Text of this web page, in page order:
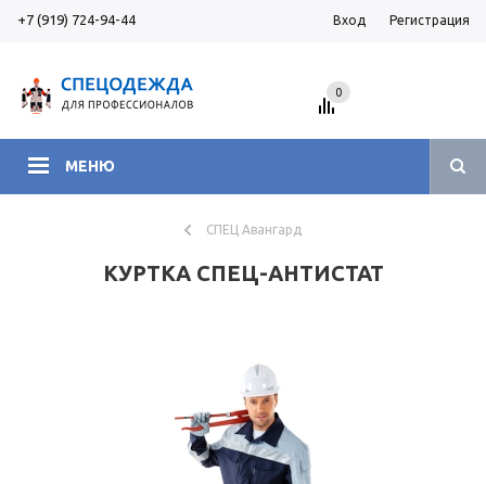
+7 (919) 724-94-44 Вход Регистрация
МЕНЮ
0
СПЕЦ Авангард
КУРТКА СПЕЦ-АНТИСТАТ